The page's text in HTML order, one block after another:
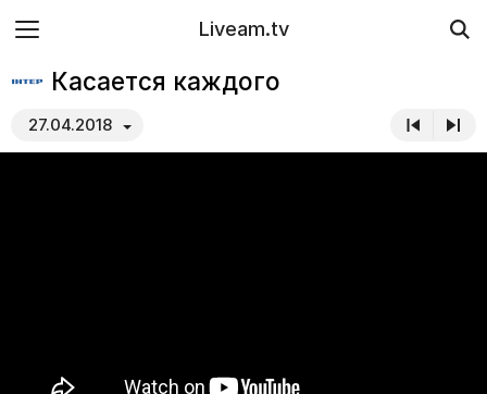
Liveam.tv
Касается каждого
27.04.2018